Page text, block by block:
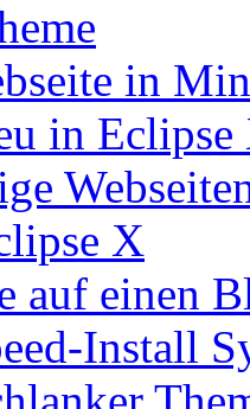
in
in Eclipse
X
auf einen
Install